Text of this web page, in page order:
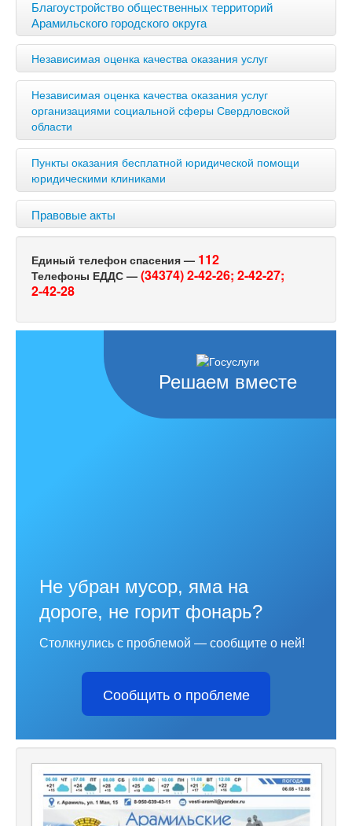
Благоустройство общественных территорий
Арамильского городского округа
Независимая оценка качества оказания услуг
Независимая оценка качества оказания услуг
организациями социальной сферы Свердловской
области
Пункты оказания бесплатной юридической помощи
юридическими клиниками
Правовые акты
Единый телефон спасения — 112
Телефоны ЕДДС — (34374) 2-42-26; 2-42-27;
2-42-28
Решаем вместе
Не убран мусор, яма на
дороге, не горит фонарь?
Столкнулись с проблемой — сообщите о ней!
Сообщить о проблеме